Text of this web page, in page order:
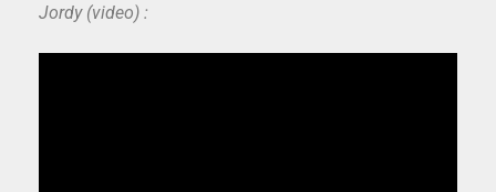
Jordy (video) :